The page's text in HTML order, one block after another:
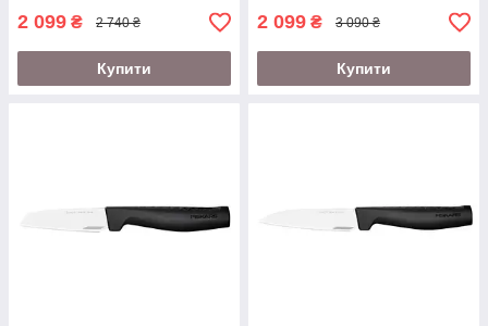
2 099 ₴ 2 740 ₴
Купити
2 099 ₴ 3 090 ₴
Купити